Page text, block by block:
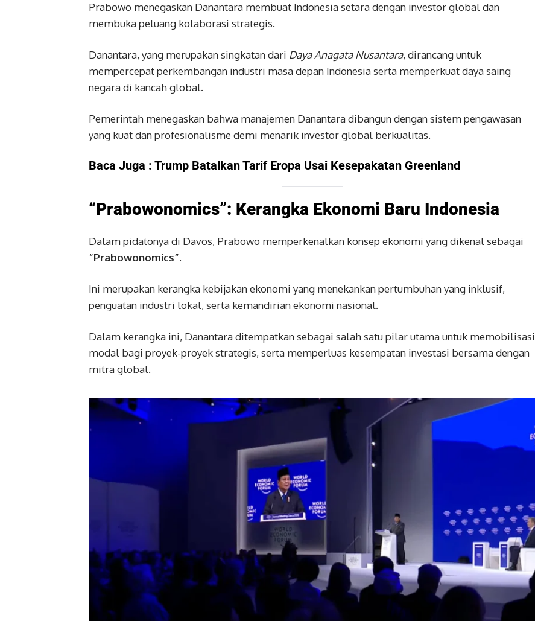
Prabowo menegaskan Danantara membuat Indonesia setara dengan investor global dan
membuka peluang kolaborasi strategis.
Danantara, yang merupakan singkatan dari Daya Anagata Nusantara, dirancang untuk
mempercepat perkembangan industri masa depan Indonesia serta memperkuat daya saing
negara di kancah global.
Pemerintah menegaskan bahwa manajemen Danantara dibangun dengan sistem pengawasan
yang kuat dan profesionalisme demi menarik investor global berkualitas.
Baca Juga : Trump Batalkan Tarif Eropa Usai Kesepakatan Greenland
“Prabowonomics”: Kerangka Ekonomi Baru Indonesia
Dalam pidatonya di Davos, Prabowo memperkenalkan konsep ekonomi yang dikenal sebagai
“Prabowonomics”.
Ini merupakan kerangka kebijakan ekonomi yang menekankan pertumbuhan yang inklusif,
penguatan industri lokal, serta kemandirian ekonomi nasional.
Dalam kerangka ini, Danantara ditempatkan sebagai salah satu pilar utama untuk memobilisasi
modal bagi proyek-proyek strategis, serta memperluas kesempatan investasi bersama dengan
mitra global.